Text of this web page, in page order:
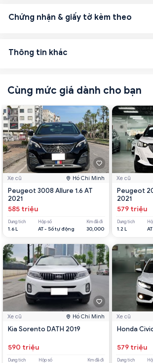
Chứng nhận & giấy tờ kèm theo
Thông tin khác
Cùng mức giá dành cho bạn
Xe cũ Hồ Chí Minh
Peugeot 3008 Allure 1.6 AT
2021
585 triệu
Dung tích
1.6 L
Hộp số
AT - Số tự động
Km đã đi
30,000
Xe cũ Hồ Chí Minh
Kia Sorento DATH 2019
590 triệu
Dung tích Hộp số Km đã đi
Xe cũ
Peugeot
2021
579 triệu
Dung tích
1.2 L
Xe cũ
Honda
579 triệu
Dung tích